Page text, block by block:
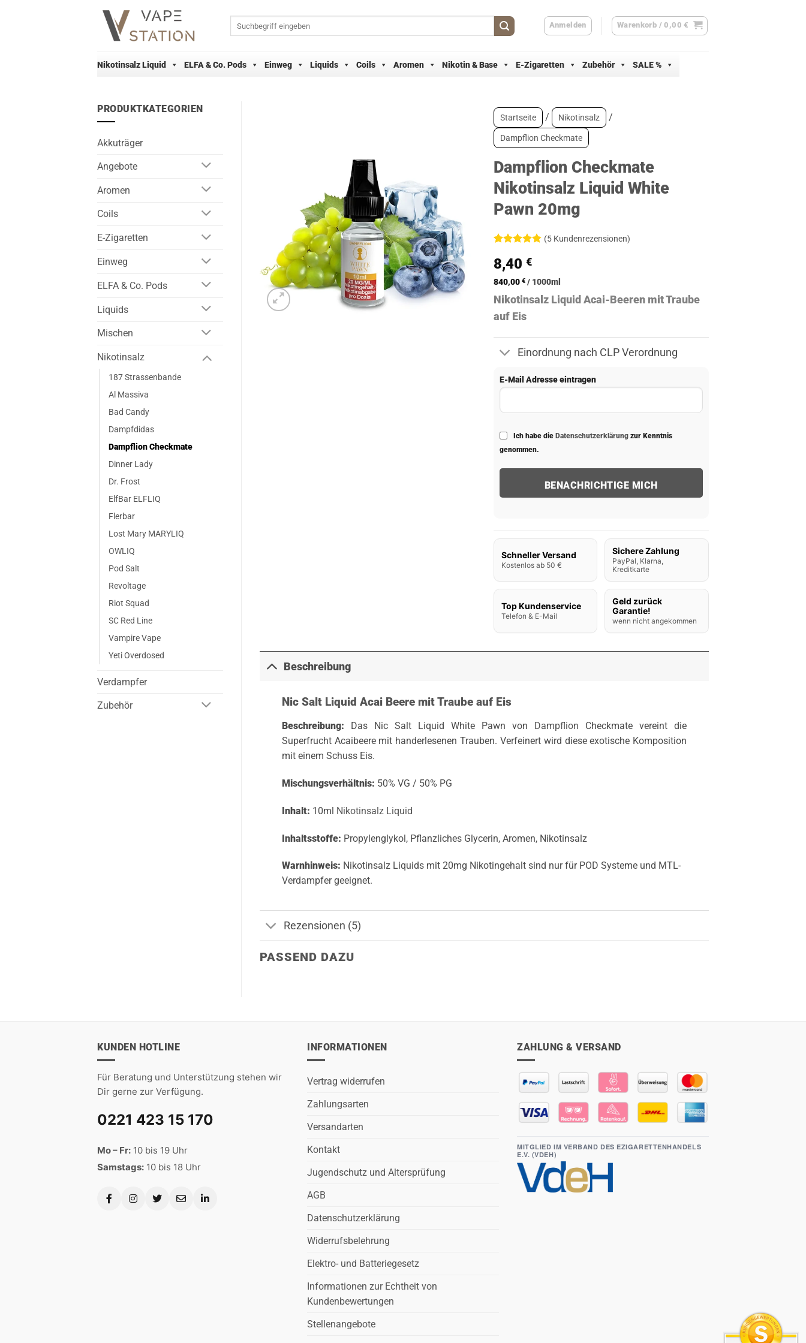
Anmelden Warenkorb /0,00€
Nikotinsalz Liquid ELFA & Co. Pods Einweg Liquids Coils Aromen Nikotin & Base E-Zigaretten Zubehör SALE %
PRODUKTKATEGORIEN
Akkuträger
Angebote
Aromen
Coils
E-Zigaretten
Einweg
ELFA & Co. Pods
Liquids
Mischen
Nikotinsalz
187 Strassenbande
Al Massiva
Bad Candy
Dampfdidas
Dampflion Checkmate
Dinner Lady
Dr. Frost
ElfBar ELFLIQ
Flerbar
Lost Mary MARYLIQ
OWLIQ
Pod Salt
Revoltage
Riot Squad
SC Red Line
Vampire Vape
Yeti Overdosed
Verdampfer
Zubehör
Startseite / Nikotinsalz /
Dampflion Checkmate
Dampflion Checkmate
Nikotinsalz Liquid White
Pawn 20mg
mit4.8
von 5,
basierend
Kundenbewertungen
(5 Kundenrezensionen)
8,40 €
840,00 €/ 1000ml
Nikotinsalz Liquid Acai-Beeren mit Traube
auf Eis
Einordnung nach CLP Verordnung
E-Mail Adresse eintragen
Ich habe die Datenschutzerklärungzur Kenntnis
genommen.
Schneller Versand
Kostenlos ab 50 €
Sichere Zahlung
PayPal, Klarna,
Kreditkarte
Top Kundenservice
Telefon & E-Mail
Geld zurück
Garantie!
wenn nicht angekommen
Beschreibung
Nic Salt Liquid Acai Beere mit Traube auf Eis
Beschreibung: Das Nic Salt Liquid White Pawn von Dampflion Checkmate vereint die
Superfrucht Acaibeere mit handerlesenen Trauben. Verfeinert wird diese exotische Komposition
mit einem Schuss Eis.
Mischungsverhältnis: 50% VG / 50% PG
Inhalt: 10ml Nikotinsalz Liquid
Inhaltsstoffe: Propylenglykol, Pflanzliches Glycerin, Aromen, Nikotinsalz
Warnhinweis: Nikotinsalz Liquids mit 20mg Nikotingehalt sind nur für POD Systeme und MTL-
Verdampfer geeignet.
Rezensionen (5)
PASSEND DAZU
KUNDEN HOTLINE
Für Beratung und Unterstützung stehen wir
Dir gerne zur Verfügung.
0221 423 15 170
Mo – Fr: 10 bis 19 Uhr
Samstags: 10 bis 18 Uhr
INFORMATIONEN
Vertrag widerrufen
Zahlungsarten
Versandarten
Kontakt
Jugendschutz und Altersprüfung
AGB
Datenschutzerklärung
Widerrufsbelehrung
Elektro- und Batteriegesetz
Informationen zur Echtheit von
Kundenbewertungen
Stellenangebote
ZAHLUNG & VERSAND
MITGLIED IM VERBAND DES EZIGARETTENHANDELS
E.V. (VDEH)